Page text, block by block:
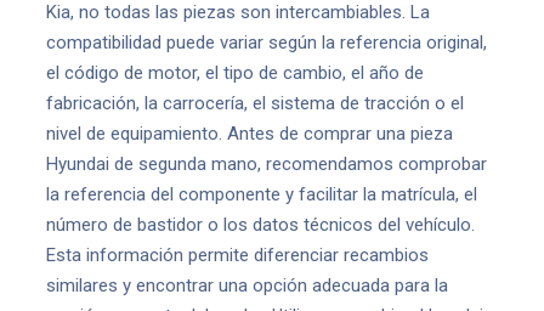
Kia, no todas las piezas son intercambiables. La
compatibilidad puede variar según la referencia original,
el código de motor, el tipo de cambio, el año de
fabricación, la carrocería, el sistema de tracción o el
nivel de equipamiento. Antes de comprar una pieza
Hyundai de segunda mano, recomendamos comprobar
la referencia del componente y facilitar la matrícula, el
número de bastidor o los datos técnicos del vehículo.
Esta información permite diferenciar recambios
similares y encontrar una opción adecuada para la